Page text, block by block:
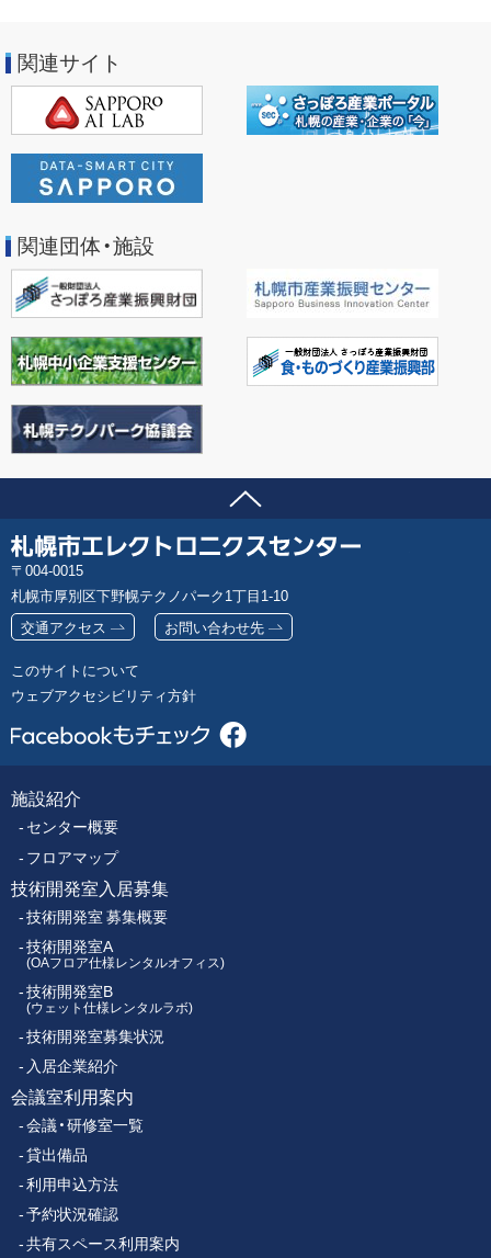
関連サイト
関連団体・施設
ページの先頭へ
問い合わせ先
郵
便
番
号
004-0015
札幌市厚別区下野幌テクノパーク1丁目1-10
交通アクセス
お問い合わせ先
このサイトについて
ウェブアクセシビリティ方針
フ
ッ
タ
ー
メ
ニ
ュ
ー
施設紹介
センター概要
フロアマップ
技術開発室入居募集
技術開発室 募集概要
技術開発室A
(OAフロア仕様レンタルオフィス)
技術開発室B
(ウェット仕様レンタルラボ)
技術開発室募集状況
入居企業紹介
会議室利用案内
会議・研修室一覧
貸出備品
利用申込方法
予約状況確認
共有スペース利用案内